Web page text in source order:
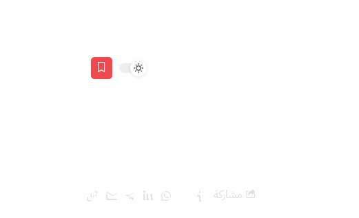
مشاركة